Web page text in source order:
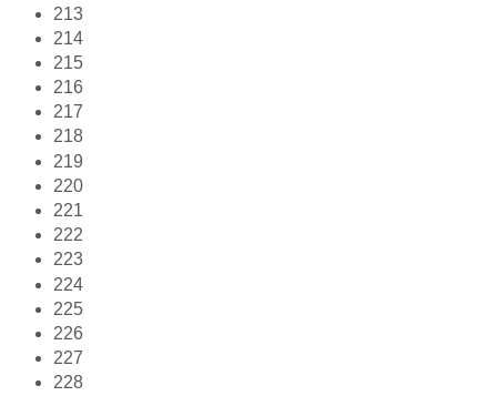
213
214
215
216
217
218
219
220
221
222
223
224
225
226
227
228